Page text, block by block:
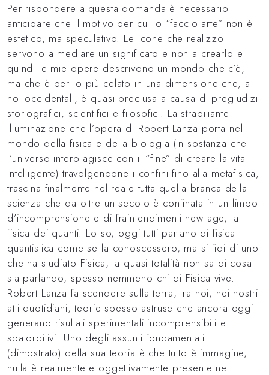
Per rispondere a questa domanda è necessario
anticipare che il motivo per cui io “faccio arte” non è
estetico, ma speculativo. Le icone che realizzo
servono a mediare un significato e non a crearlo e
quindi le mie opere descrivono un mondo che c’è,
ma che è per lo più celato in una dimensione che, a
noi occidentali, è quasi preclusa a causa di pregiudizi
storiografici, scientifici e filosofici. La strabiliante
illuminazione che l’opera di Robert Lanza porta nel
mondo della fisica e della biologia (in sostanza che
l’universo intero agisce con il “fine” di creare la vita
intelligente) travolgendone i confini fino alla metafisica,
trascina finalmente nel reale tutta quella branca della
scienza che da oltre un secolo è confinata in un limbo
d’incomprensione e di fraintendimenti new age, la
fisica dei quanti. Lo so, oggi tutti parlano di fisica
quantistica come se la conoscessero, ma si fidi di uno
che ha studiato Fisica, la quasi totalità non sa di cosa
sta parlando, spesso nemmeno chi di Fisica vive.
Robert Lanza fa scendere sulla terra, tra noi, nei nostri
atti quotidiani, teorie spesso astruse che ancora oggi
generano risultati sperimentali incomprensibili e
sbalorditivi. Uno degli assunti fondamentali
(dimostrato) della sua teoria è che tutto è immagine,
nulla è realmente e oggettivamente presente nel